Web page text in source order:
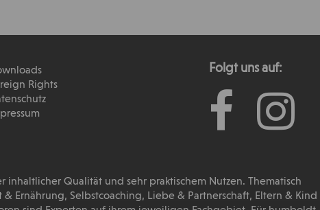
Folgt uns auf:
Rights
inhaltlicher Qualität und sehr praktischem Nutzen. Thematisch
Ernährung, Selbstcoaching, Liebe & Partnerschaft, Eltern & Kind